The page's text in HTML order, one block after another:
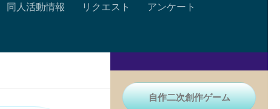
同人活動情報 リクエスト アンケート
自作二次創作ゲーム